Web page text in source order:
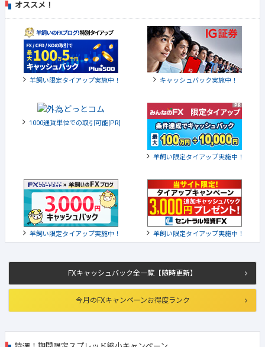
FXキャッシュバック全一覧【随時更新】
今月のFXキャンペーンお得度ランク
オススメ！
羊飼い限定タイアップ実施中！ キャッシュバック実施中！
1000通貨単位での取引可能[PR]
羊飼い限定タイアップ実施中！
羊飼い限定タイアップ実施中！ 羊飼い限定タイアップ実施中！